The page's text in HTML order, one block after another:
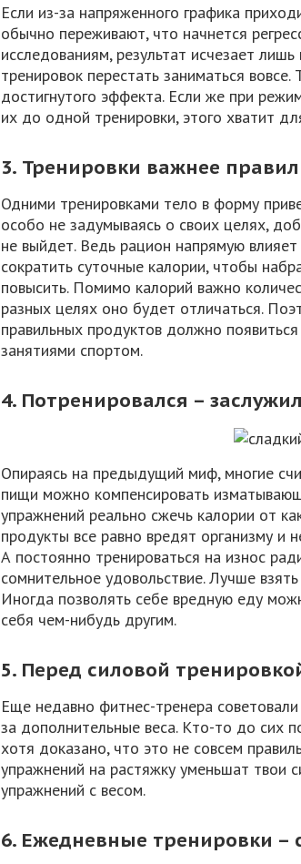
Если из-за напряженного графика
обычно переживают, что начнется
исследованиям, результат исчезает
тренировок перестать заниматься
достигнутого эффекта. Если же при
их до одной тренировки, этого хватит
3. Тренировки важнее
Одними тренировками тело в форму
особо не задумываясь о своих целях,
не выйдет. Ведь рацион напрямую
сократить суточные калории, чтобы
повысить. Помимо калорий важно
разных целях оно будет отличаться.
правильных продуктов должно
занятиями спортом.
4. Потренировался –
Опираясь на предыдущий миф, многие
пищи можно компенсировать
упражнений реально сжечь калории от
продукты все равно вредят организму и
А постоянно тренироваться на износ
сомнительное удовольствие. Лучше
Иногда позволять себе вредную еду
себя чем-нибудь другим.
5. Перед силовой
Еще недавно фитнес-тренера
за дополнительные веса. Кто-то до сих
хотя доказано, что это не совсем
упражнений на растяжку уменьшат твои
упражнений с весом.
6. Ежедневные тренировки